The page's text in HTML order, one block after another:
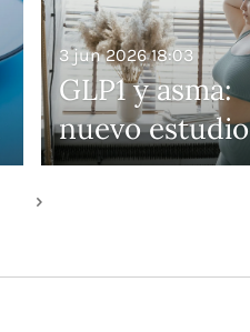
GLP1 y asma:
nuevo estudio
3 jun 2026 18:03